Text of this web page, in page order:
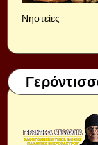
Νηστείες